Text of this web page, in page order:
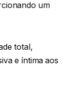
um
total,
e íntima aos